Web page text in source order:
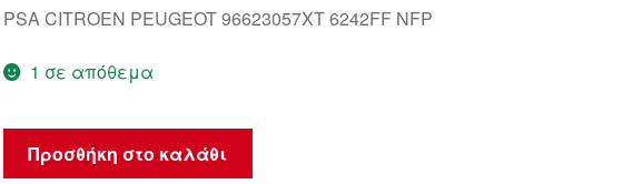
PSA CITROEN PEUGEOT 96623057XT 6242FF NFP
1 σε απόθεμα
Σετ
Οδηγού
Προσθήκη στο καλάθι